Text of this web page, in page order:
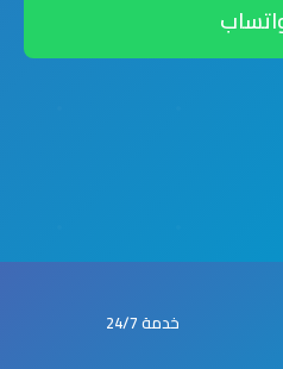
خدمة 24/7